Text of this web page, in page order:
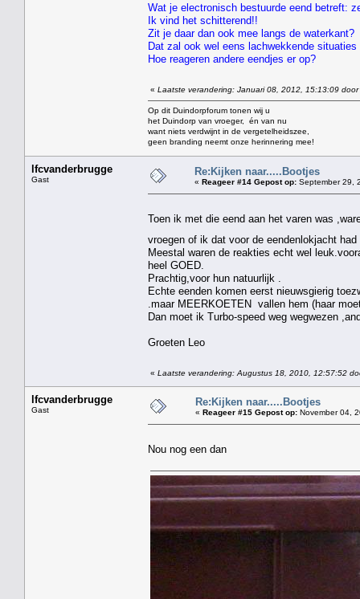
Wat je electronisch bestuurde eend betreft:
Ik vind het schitterend!!
Zit je daar dan ook mee langs de waterkant?
Dat zal ook wel eens lachwekkende
Hoe reageren andere eendjes er op?
« Laatste verandering: Januari 08, 2012, 15:13:09 door
Op dit Duindorpforum tonen wij u
het Duindorp van vroeger, én van nu
want niets verdwijnt in de vergetelheidszee,
geen branding neemt onze herinnering mee!
lfcvanderbrugge
Gast
Re:Kijken naar.....Bootjes
« Reageer #14 Gepost op: September 29,
Toen ik met die eend aan het varen was
vroegen of ik dat voor de eendenlokjacht
Meestal waren de reakties echt wel
heel GOED.
Prachtig,voor hun natuurlijk .
Echte eenden komen eerst nieuwsgierig
.maar MEERKOETEN vallen hem (haar
Dan moet ik Turbo-speed weg wegwezen
Groeten Leo
« Laatste verandering: Augustus 18, 2010, 12:57:52
lfcvanderbrugge
Gast
Re:Kijken naar.....Bootjes
« Reageer #15 Gepost op: November 04,
Nou nog een dan